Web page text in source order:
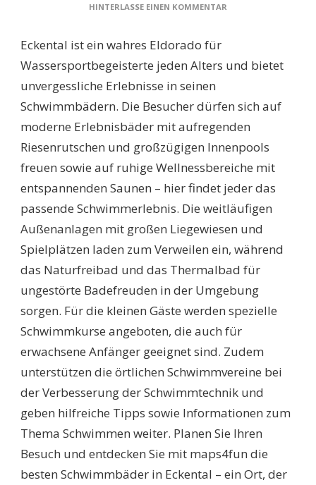
HINTERLASSE EINEN KOMMENTAR
DIE
FÜR
DIE
FAMILIE!
Eckental ist ein wahres Eldorado für
Wassersportbegeisterte jeden Alters und bietet
unvergessliche Erlebnisse in seinen
Schwimmbädern. Die Besucher dürfen sich auf
moderne Erlebnisbäder mit aufregenden
Riesenrutschen und großzügigen Innenpools
freuen sowie auf ruhige Wellnessbereiche mit
entspannenden Saunen – hier findet jeder das
passende Schwimmerlebnis. Die weitläufigen
Außenanlagen mit großen Liegewiesen und
Spielplätzen laden zum Verweilen ein, während
das Naturfreibad und das Thermalbad für
ungestörte Badefreuden in der Umgebung
sorgen. Für die kleinen Gäste werden spezielle
Schwimmkurse angeboten, die auch für
erwachsene Anfänger geeignet sind. Zudem
unterstützen die örtlichen Schwimmvereine bei
der Verbesserung der Schwimmtechnik und
geben hilfreiche Tipps sowie Informationen zum
Thema Schwimmen weiter. Planen Sie Ihren
Besuch und entdecken Sie mit maps4fun die
besten Schwimmbäder in Eckental – ein Ort, der